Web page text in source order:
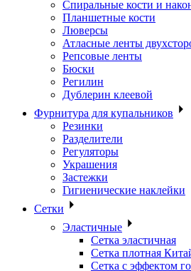
Спиральные кости и
Планшетные кости
Люверсы
Атласные ленты
Репсовые ленты
Бюски
Регилин
Дублерин клеевой
Фурнитура для купальников
Резинки
Разделители
Регуляторы
Украшения
Застежки
Гигиенические наклейки
Сетки
Эластичные
Сетка эластичная
Сетка плотная
Сетка с эффектом